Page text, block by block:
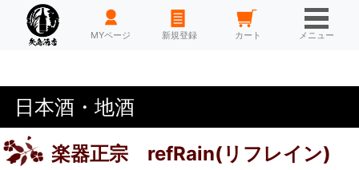
HOME MYページ 新規登録 カート メニュー
日本酒・地酒
楽器正宗 refRain(リフレイン)